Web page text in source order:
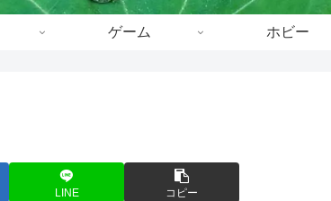
ゲーム ホビー
LINE コピー